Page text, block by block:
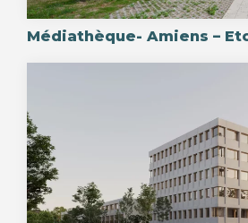
Médiathèque- Amiens –